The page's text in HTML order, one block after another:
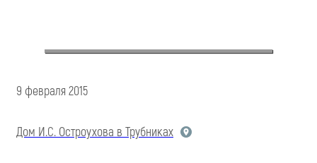
9 февраля 2015
Дом И.С. Остроухова в Трубниках